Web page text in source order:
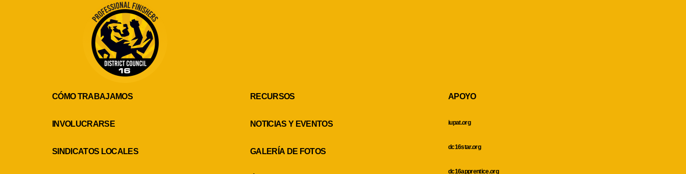
CÓMO TRABAJAMOS
INVOLUCRARSE
SINDICATOS LOCALES
RECURSOS
NOTICIAS Y EVENTOS
GALERÍA DE FOTOS
APOYO
iupat.org
dc16star.org
dc16apprentice.org